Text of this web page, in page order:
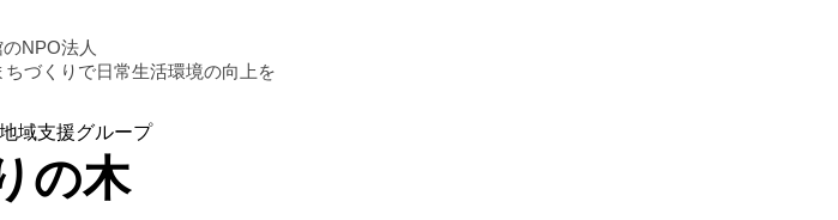
NPO法人
ちづくりで日常生活環境の向上を
域支援グループ
の木